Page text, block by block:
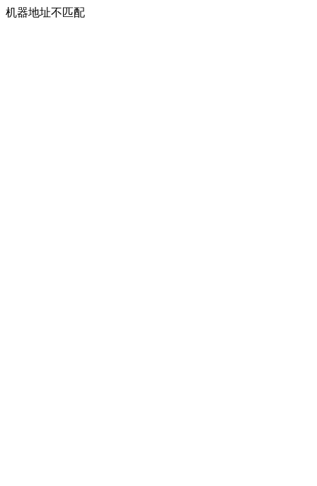
机器地址不匹配